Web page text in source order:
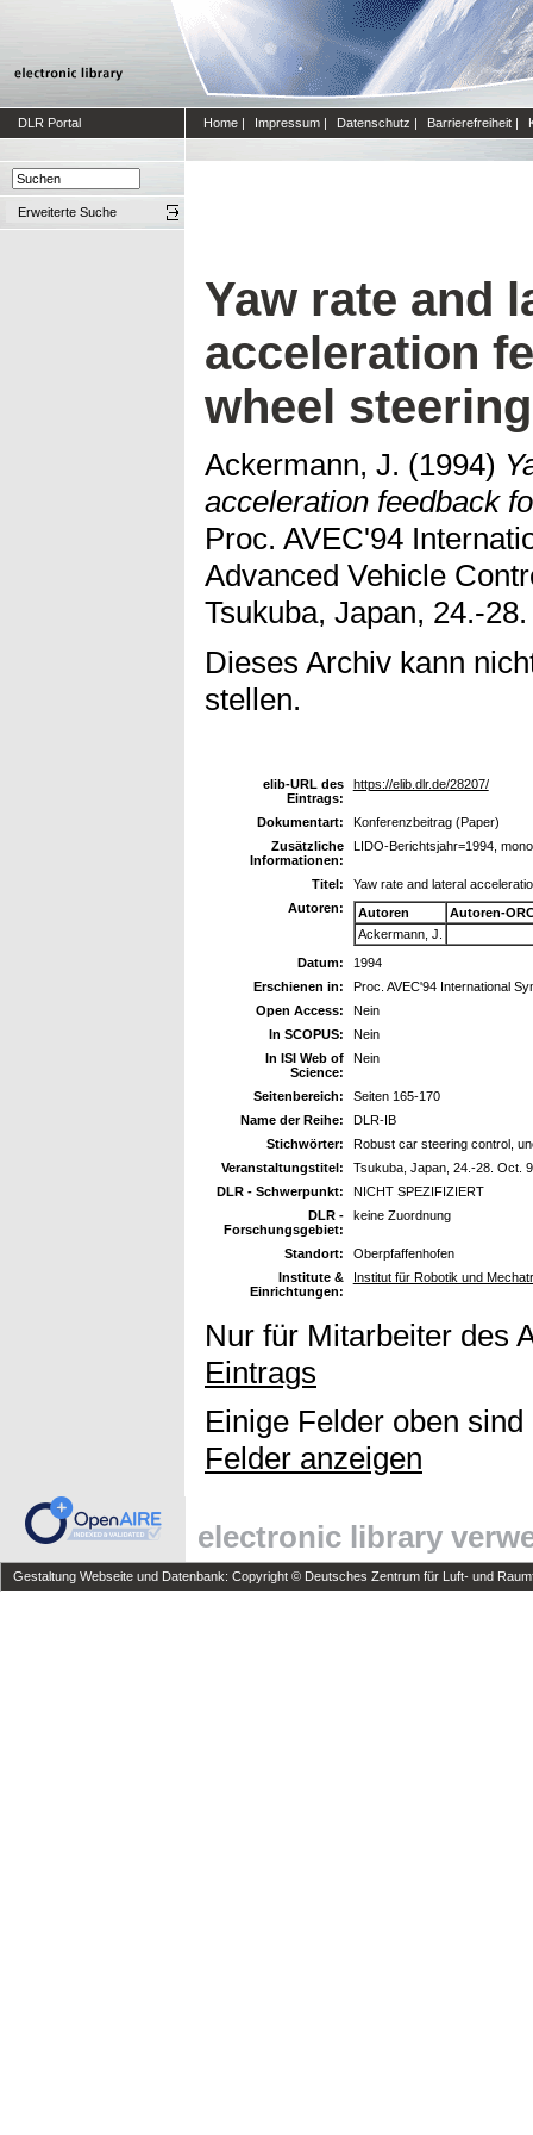
DLR Portal Home | Impressum | Datenschutz | Barrierefreiheit |
Erweiterte Suche
Yaw rate and
acceleration
wheel steering
Ackermann, J. (1994)
acceleration feedback
Proc. AVEC'94
Advanced Vehicle
Tsukuba, Japan, 24.-
Dieses Archiv kann
stellen.
elib-URL des
Eintrags:
https://elib.dlr.de/28207/
Dokumentart:
Konferenzbeitrag (Paper)
Zusätzliche
Informationen:
LIDO-Berichtsjahr=1994,
Titel:
Yaw rate and lateral
Autoren:
Autoren
Autoren-
Ackermann, J.
Datum:
1994
Erschienen in:
Proc. AVEC'94 International
Open Access:
Nein
In SCOPUS:
Nein
In ISI Web of
Science:
Nein
Seitenbereich:
Seiten 165-170
Name der Reihe:
DLR-IB
Stichwörter:
Robust car steering control,
Veranstaltungstitel:
Tsukuba, Japan, 24.-28. Oct.
DLR - Schwerpunkt:
NICHT SPEZIFIZIERT
DLR -
Forschungsgebiet:
keine Zuordnung
Standort:
Oberpfaffenhofen
Institute &
Einrichtungen:
Institut für Robotik und
Nur für Mitarbeiter des
Eintrags
Einige Felder oben
Felder anzeigen
electronic library
Gestaltung Webseite und Datenbank: Copyright © Deutsches Zentrum für Luft- und